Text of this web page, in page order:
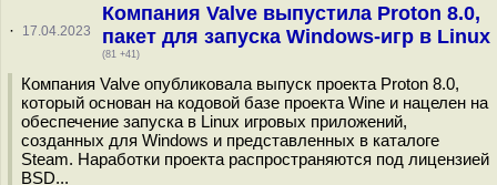
· 17.04.2023
Компания Valve выпустила Proton 8.0,
пакет для запуска Windows-игр в Linux
(81 +41)
Компания Valve опубликовала выпуск проекта Proton 8.0,
который основан на кодовой базе проекта Wine и нацелен на
обеспечение запуска в Linux игровых приложений,
созданных для Windows и представленных в каталоге
Steam. Наработки проекта распространяются под лицензией
BSD...